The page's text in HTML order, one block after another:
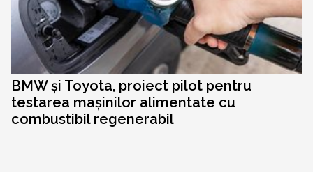
BMW și Toyota, proiect pilot pentru
testarea mașinilor alimentate cu
combustibil regenerabil